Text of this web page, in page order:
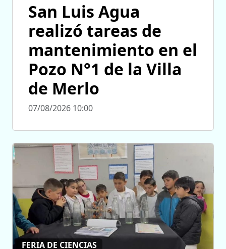
San Luis Agua
realizó tareas de
mantenimiento en el
Pozo N°1 de la Villa
de Merlo
07/08/2026 10:00
FERIA DE CIENCIAS